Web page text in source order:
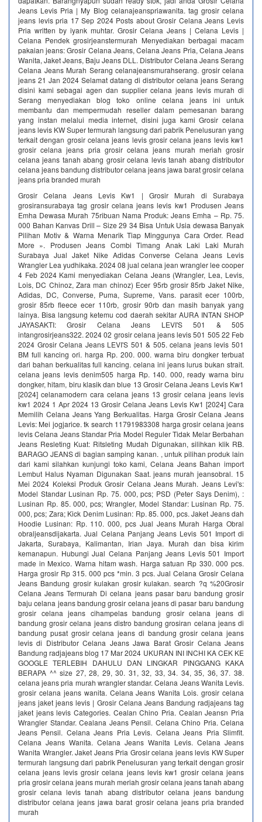
Jeans Levis Pria | My Blog celanajeanspriawanita. tag grosir celana
jeans levis pria 17 Sep 2024 Posts about Grosir Celana Jeans Levis
Pria written by iyank muhtar. Grosir Celana Jeans | Celana Levis |
Celana Pendek grosirjeanstermurah Menyediakan berbagai macam
pakaian jeans: Grosir Celana Jeans, Celana Jeans Pria, Celana Jeans
Wanita, Jaket Jeans, Baju Jeans DLL. Distributor Celana Jeans Serang
Celana Jeans Murah Serang celanajeansmurahserang. grosir celana
jeans 21 Jan 2024 Selamat datang di distributor celana jeans Serang
disini kami sebagai agen dan supplier celana jeans levis murah di
Serang menyediakan blog toko online celana jeans ini untuk
membantu dan mempermudah reseller dalam pemesanan barang
yang instan melalui media internet, disini juga kami Grosir celana
jeans levis KW Super termurah langsung dari pabrik‎ Penelusuran yang
terkait dengan grosir celana jeans levis grosir celana jeans levis kw1
grosir celana jeans pria grosir celana jeans murah meriah grosir
celana jeans tanah abang grosir celana levis tanah abang distributor
celana jeans bandung distributor celana jeans jawa barat grosir celana
jeans pria branded murah
Grosir Celana Jeans Levis Kw1 | Grosir Murah di Surabaya
grosiransurabaya tag grosir celana jeans levis kw1 Produsen Jeans
Emha Dewasa Murah 75ribuan Nama Produk: Jeans Emha – Rp. 75.
000 Bahan Kanvas Drill – Size 29 34 Bisa Untuk Usia dewasa Banyak
Pilihan Motiv & Warna Menarik Tiap Minggunya Cara Order. Read
More ». Produsen Jeans Combi Timang Anak Laki Laki Murah
Surabaya Jual Jaket Nike Adidas Converse Celana Jeans Levis
Wrangler Lea yudhikaka. 2024 08 jual celana jean wrangler lee cooper
4 Feb 2024 Kami menyediakan Celana Jeans (Wrangler, Lea, Levis,
Lois, DC Chinoz, Zara man chinoz) Ecer 95rb grosir 85rb Jaket Nike,
Adidas, DC, Converse, Puma, Supreme, Vans. parasit ecer 100rb,
grosir 85rb fleece ecer 110rb, grosir 90rb dan masih banyak yang
lainya. Bisa langsung ketemu cod daerah sekitar AURA INTAN SHOP
JAYASAKTI: Grosir Celana Jeans LEVI'S 501 & 505
intangrosirjeans322. 2024 02 grosir celana jeans levis 501 505 22 Feb
2024 Grosir Celana Jeans LEVI'S 501 & 505. celana jeans levis 501
BM full kancing ori. harga Rp. 200. 000. warna biru dongker terbuat
dari bahan berkualitas full kancing. celana ini jeans lurus bukan strait.
celana jeans levis denim505 harga Rp. 140. 000, ready warna biru
dongker, hitam, biru klasik dan blue 13 Grosir Celana Jeans Levis Kw1
[2024] celanamodern cara celana jeans 13 grosir celana jeans levis
kw1 2024 1 Apr 2024 13 Grosir Celana Jeans Levis Kw1 [2024] Cara
Memilih Celana Jeans Yang Berkualitas. Harga Grosir Celana Jeans
Levis: Mei jogjarice. tk search 11791983308 harga grosir celana jeans
levis Celana Jeans Standar Pria Model Reguler Tidak Melar Berbahan
Jeans Resleting Kuat: Ritsleting Mudah Digunakan, silihkan klik RB.
BARAGO JEANS di bagian samping kanan. , untuk pilihan produk lain
dari kami silahkan kunjungi toko kami, Celana Jeans Bahan import
Lembut Halus Nyaman Digunakan Saat. jeans murah jeansobral. 15
Mei 2024 Koleksi Produk Grosir Celana Jeans Murah. Jeans Levi's:
Model Standar Lusinan Rp. 75. 000, pcs; PSD (Peter Says Denim), :
Lusinan Rp. 85. 000, pcs; Wrangler, Model Standar: Lusinan Rp. 75.
000, pcs; Zara; Kick Denim Lusinan: Rp. 85. 000, pcs. Jaket Jeans dah
Hoodie Lusinan: Rp. 110. 000, pcs Jual Jeans Murah Harga Obral
obraljeansdijakarta. Jual Celana Panjang Jeans Levis 501 Import di
Jakarta, Surabaya, Kalimantan, Irian Jaya. Murah dan bisa kirim
kemanapun. Hubungi Jual Celana Panjang Jeans Levis 501 Import
made in Mexico. Warna hitam wash. Harga satuan Rp 330. 000 pcs.
Harga grosir Rp 315. 000 pcs *min. 3 pcs. Jual Celana Grosir Celana
Jeans Bandung grosir kulakan grosir kulakan. search ?q %20Grosir
Celana Jeans Termurah Di celana jeans pasar baru bandung grosir
baju celana jeans bandung grosir celana jeans di pasar baru bandung
grosir celana jeans cihampelas bandung grosir celana jeans di
bandung grosir celana jeans distro bandung grosiran celana jeans di
bandung pusat grosir celana jeans di bandung grosir celana jeans
levis di Distributor Celana Jeans Jawa Barat Grosir Celana Jeans
Bandung radjajeans blog 17 Mar 2024 UKURAN INI INCHI KA CEK KE
GOOGLE TERLEBIH DAHULU DAN LINGKAR PINGGANG KAKA
BERAPA ^^ size 27, 28, 29, 30. 31, 32, 33, 34. 34, 35, 36, 37. 38.
celana jeans pria murah wrangler standar. Celana Jeans Wanita Levis.
grosir celana jeans wanita. Celana Jeans Wanita Lois. grosir celana
jeans jaket jeans levis | Grosir Celana Jeans Bandung radjajeans tag
jaket jeans levis Categories. Cealan Chino Pria. Cealan Jeansn Pria
Wrangler Standar. Cealana Jeans Pensil. Celana Chino Pria. Celana
Jeans Pensil. Celana Jeans Pria Levis. Celana Jeans Pria Slimfit.
Celana Jeans Wanita. Celana Jeans Wanita Levis. Celana Jeans
Wanita Wrangler. Jaket Jeans Pria Grosir celana jeans levis KW Super
termurah langsung dari pabrik‎ Penelusuran yang terkait dengan grosir
celana jeans levis grosir celana jeans levis kw1 grosir celana jeans
pria grosir celana jeans murah meriah grosir celana jeans tanah abang
grosir celana levis tanah abang distributor celana jeans bandung
distributor celana jeans jawa barat grosir celana jeans pria branded
murah